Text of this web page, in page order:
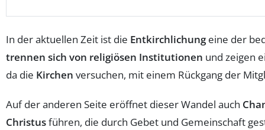
In der aktuellen Zeit ist die Entkirchlichungeine der
trennen sich von religiösen Institutionen und zeigen
da die Kirchen versuchen, mit einem Rückgang der
Auf der anderen Seite eröffnet dieser Wandel auch
Christusführen, die durch Gebet und Gemeinschaft